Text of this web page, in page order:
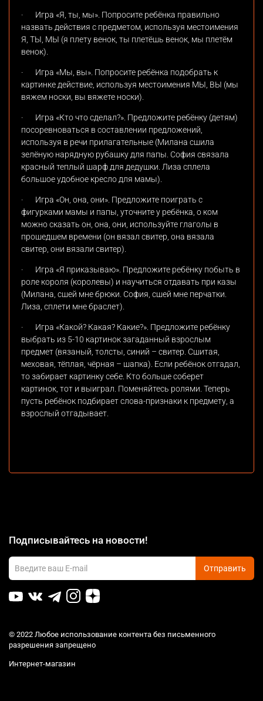
· Игра «Я, ты, мы». Попросите ребёнка правильно
назвать действия с предметом, используя местоимения
Я, ТЫ, МЫ (я плету венок, ты плетёшь венок, мы плетём
венок).
· Игра «Мы, вы». Попросите ребёнка подобрать к
картинке действие, используя местоимения МЫ, ВЫ (мы
вяжем носки, вы вяжете носки).
· Игра «Кто что сделал?». Предложите ребёнку (детям)
посоревноваться в составлении предложений,
используя в речи прилагательные (Милана сшила
зелёную нарядную рубашку для папы. София связала
красный теплый шарф для дедушки. Лиза сплела
большое удобное кресло для мамы).
· Игра «Он, она, они». Предложите поиграть с
фигурками мамы и папы, уточните у ребёнка, о ком
можно сказать он, она, они, используйте глаголы в
прошедшем времени (он вязал свитер, она вязала
свитер, они вязали свитер).
· Игра «Я приказываю». Предложите ребёнку побыть в
роле короля (королевы) и научиться отдавать при казы
(Милана, сшей мне брюки. София, сшей мне перчатки.
Лиза, сплети мне браслет).
· Игра «Какой? Какая? Какие?». Предложите ребёнку
выбрать из 5-10 картинок загаданный взрослым
предмет (вязаный, толсты, синий – свитер. Сшитая,
меховая, тёплая, чёрная – шапка). Если ребёнок отгадал,
то забирает картинку себе. Кто больше соберет
картинок, тот и выиграл. Поменяйтесь ролями. Теперь
пусть ребёнок подбирает слова-признаки к предмету, а
взрослый отгадывает.
Подписывайтесь на новости!
Отправить
© 2022 Любое использование контента без письменного
разрешения запрещено
Интернет-магазин